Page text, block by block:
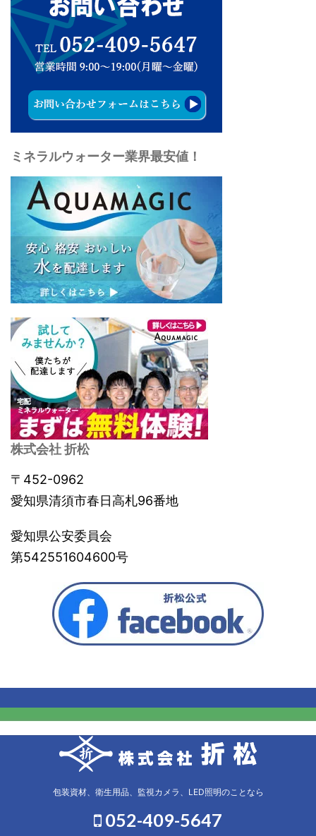
ミネラルウォーター業界最安値！
株式会社 折松
〒452-0962
愛知県清須市春日高札96番地
愛知県公安委員会
第542551604600号
包装資材、衛生用品、監視カメラ、LED照明のことなら
052-409-5647